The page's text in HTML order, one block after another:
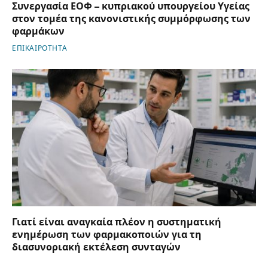
Συνεργασία ΕΟΦ – κυπριακού υπουργείου Υγείας
στον τομέα της κανονιστικής συμμόρφωσης των
φαρμάκων
ΕΠΙΚΑΙΡΟΤΗΤΑ
Γιατί είναι αναγκαία πλέον η συστηματική
ενημέρωση των φαρμακοποιών για τη
διασυνοριακή εκτέλεση συνταγών